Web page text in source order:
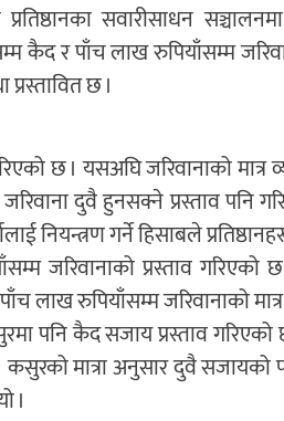
सवारीसाधन
कैद र पाँच लाख रुपियाँसम्म
छ ।
छ । यसअघि जरिवानाको
दुवै हुनसक्ने प्रस्ताव पनि
नियन्त्रण गर्ने हिसाबले
जरिवानाको प्रस्ताव गरिएको
रुपियाँसम्म जरिवानाको मात्र
पनि कैद सजाय प्रस्ताव
मात्रा अनुसार दुवै सजायको
।